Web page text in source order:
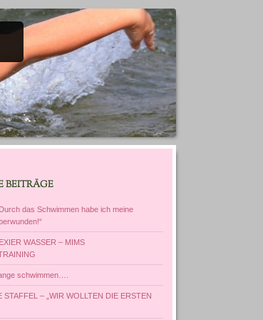
BEITRÄGE
das Schwimmen habe ich meine
WASSER – MIMS
schwimmen….
STAFFEL – „WIR WOLLTEN DIE ERSTEN